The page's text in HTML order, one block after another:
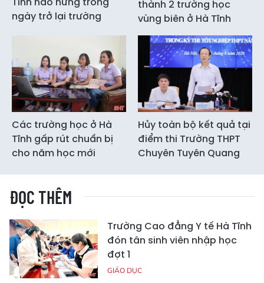
ngày trở lại trường
thành 2 trường học
vùng biên ở Hà Tĩnh
Các trường học ở Hà
Tĩnh gấp rút chuẩn bị
cho năm học mới
Hủy toàn bộ kết quả tại
điểm thi Trường THPT
Chuyên Tuyên Quang
ĐỌC THÊM
Trường Cao đẳng Y tế Hà Tĩnh
đón tân sinh viên nhập học
đợt 1
GIÁO DỤC